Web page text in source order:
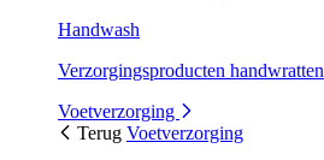
Handwash
Verzorgingsproducten handwratten
Voetverzorging
Terug Voetverzorging